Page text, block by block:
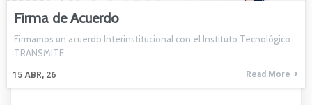
Firma de Acuerdo
15 ABR, 26
Firmamos un acuerdo Interinstitucional con el Instituto Tecnológico
TRANSMITE.
Read More